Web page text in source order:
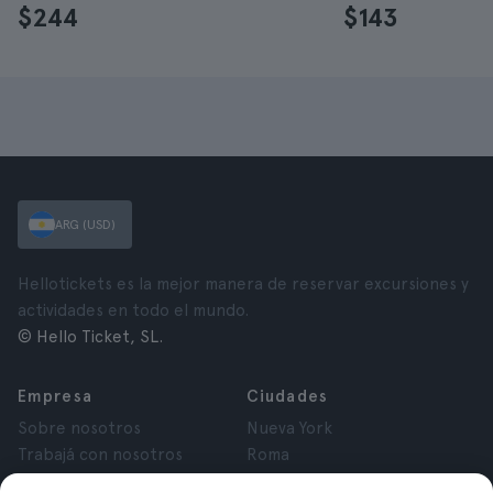
$244 $143
ARG (USD)
Hellotickets es la mejor manera de reservar excursiones y
actividades en todo el mundo.
© Hello Ticket, SL.
Empresa
Sobre nosotros
Trabajá con nosotros
Ciudades
Nueva York
Roma